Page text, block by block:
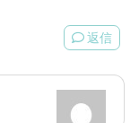
返信